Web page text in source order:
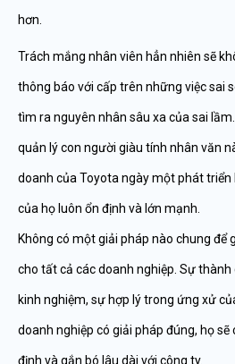
hơn.
Trách mắng nhân viên hẳn nhiên sẽ
thông báo với cấp trên những việc sai
tìm ra nguyên nhân sâu xa của sai
quản lý con người giàu tính nhân văn
doanh của Toyota ngày một phát
của họ luôn ổn định và lớn mạnh.
Không có một giải pháp nào chung để
cho tất cả các doanh nghiệp. Sự
kinh nghiệm, sự hợp lý trong ứng xử
doanh nghiệp có giải pháp đúng, họ
định và gắn bó lâu dài với công ty.